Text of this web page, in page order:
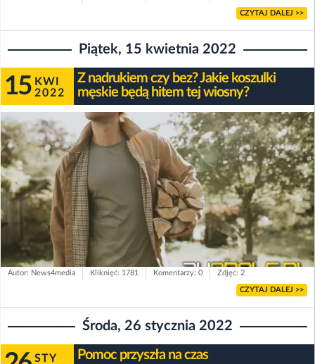
CZYTAJ DALEJ >>
Piątek, 15 kwietnia 2022
15 KWI
2022
Z nadrukiem czy bez? Jakie koszulki
męskie będą hitem tej wiosny?
Autor: News4media Kliknięć: 1781 Komentarzy: 0 Zdjęć: 2
CZYTAJ DALEJ >>
Środa, 26 stycznia 2022
STY
Pomoc przyszła na czas